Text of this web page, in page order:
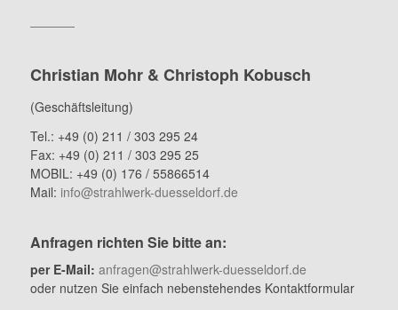
Christian Mohr & Christoph Kobusch
(Geschäftsleitung)
Tel.: +49 (0) 211 / 303 295 24
Fax: +49 (0) 211 / 303 295 25
MOBIL: +49 (0) 176 / 55866514
Mail: info@strahlwerk-duesseldorf.de
Anfragen richten Sie bitte an:
per E-Mail: anfragen@strahlwerk-duesseldorf.de
oder nutzen Sie einfach nebenstehendes Kontaktformular